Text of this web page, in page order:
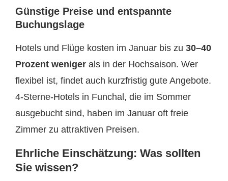
Günstige Preise und entspannte
Buchungslage
Hotels und Flüge kosten im Januar bis zu 30–40
Prozent weniger als in der Hochsaison. Wer
flexibel ist, findet auch kurzfristig gute Angebote.
4-Sterne-Hotels in Funchal, die im Sommer
ausgebucht sind, haben im Januar oft freie
Zimmer zu attraktiven Preisen.
Ehrliche Einschätzung: Was sollten
Sie wissen?